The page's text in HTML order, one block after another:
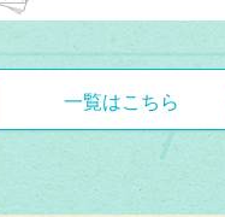
一覧はこちら